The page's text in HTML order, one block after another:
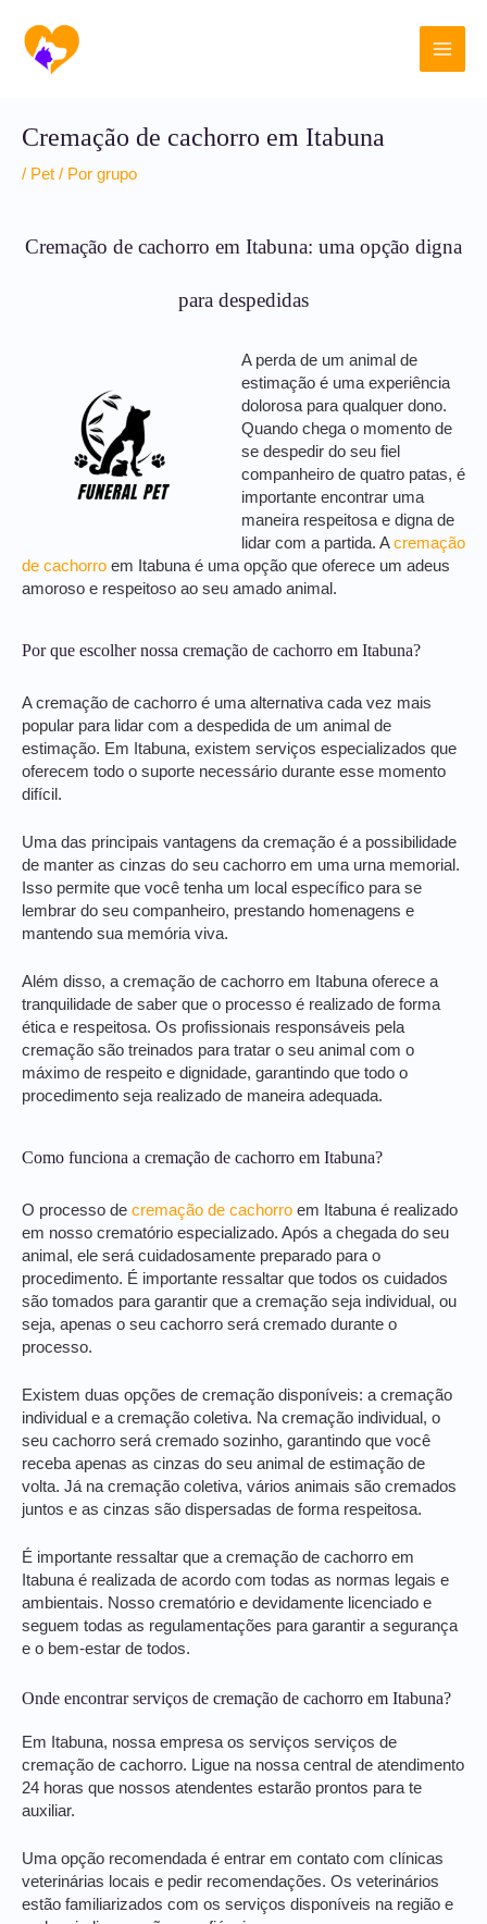
para
conteúdo
Main
Cremação de cachorro em Itabuna
/ Pet / Por grupo
Cremação de cachorro em Itabuna: uma opção digna
para despedidas
A perda de um animal de
estimação é uma experiência
dolorosa para qualquer dono.
Quando chega o momento de
se despedir do seu fiel
companheiro de quatro patas, é
importante encontrar uma
maneira respeitosa e digna de
lidar com a partida. Acremação
de cachorro em Itabuna é uma opção que oferece um adeus
amoroso e respeitoso ao seu amado animal.
Por que escolher nossa cremação de cachorro em Itabuna?
A cremação de cachorro é uma alternativa cada vez mais
popular para lidar com a despedida de um animal de
estimação. Em Itabuna, existem serviços especializados que
oferecem todo o suporte necessário durante esse momento
difícil.
Uma das principais vantagens da cremação é a possibilidade
de manter as cinzas do seu cachorro em uma urna memorial.
Isso permite que você tenha um local específico para se
lembrar do seu companheiro, prestando homenagens e
mantendo sua memória viva.
Além disso, a cremação de cachorro em Itabuna oferece a
tranquilidade de saber que o processo é realizado de forma
ética e respeitosa. Os profissionais responsáveis pela
cremação são treinados para tratar o seu animal com o
máximo de respeito e dignidade, garantindo que todo o
procedimento seja realizado de maneira adequada.
Como funciona a cremação de cachorro em Itabuna?
O processo de cremação de cachorro em Itabuna é realizado
em nosso crematório especializado. Após a chegada do seu
animal, ele será cuidadosamente preparado para o
procedimento. É importante ressaltar que todos os cuidados
são tomados para garantir que a cremação seja individual, ou
seja, apenas o seu cachorro será cremado durante o
processo.
Existem duas opções de cremação disponíveis: a cremação
individual e a cremação coletiva. Na cremação individual, o
seu cachorro será cremado sozinho, garantindo que você
receba apenas as cinzas do seu animal de estimação de
volta. Já na cremação coletiva, vários animais são cremados
juntos e as cinzas são dispersadas de forma respeitosa.
É importante ressaltar que a cremação de cachorro em
Itabuna é realizada de acordo com todas as normas legais e
ambientais. Nosso crematório e devidamente licenciado e
seguem todas as regulamentações para garantir a segurança
e o bem-estar de todos.
Onde encontrar serviços de cremação de cachorro em Itabuna?
Em Itabuna, nossa empresa os serviços serviços de
cremação de cachorro. Ligue na nossa central de atendimento
24 horas que nossos atendentes estarão prontos para te
auxiliar.
Uma opção recomendada é entrar em contato com clínicas
veterinárias locais e pedir recomendações. Os veterinários
estão familiarizados com os serviços disponíveis na região e